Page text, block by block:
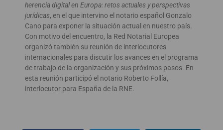
herencia digital en Europa: retos actuales y perspectivas
jurídicas, en el que intervino el notario español Gonzalo
Cano para exponer la situación actual en nuestro país.
Con motivo del encuentro, la Red Notarial Europea
organizó también su reunión de interlocutores
internacionales para discutir los avances en el programa
de trabajo de la organización y sus próximos pasos. En
esta reunión participó el notario Roberto Follía,
interlocutor para España de la RNE.